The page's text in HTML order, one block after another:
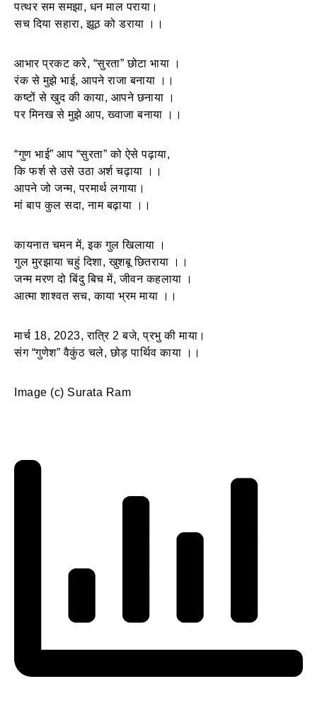
पत्थर सम समझा, धन माल पराया।
सच दिया सहारा, झूठ को डराया ।।
आभार प्रकट करे, “सुरता” छोटा भाया ।
रंक से मुझे भाई, आपने राजा बनाया ।।
कष्टों से खुद की काया, आपने छनाया ।
पर मिनख से मुझे आप, ख्वाजा बनाया ।।
“गुण भाई” आप “सुरता” को ऐसे पढ़ाया,
कि फर्श से उसे उठा अर्श चढ़ाया ।।
आपने जो जन्म, परमार्थ लगाया।
मां बाप कुल सदा, नाम बढ़ाया ।।
कायनात चमन में, इक गुल खिलाया ।
गुल मुरझाया चहुं दिशा, खुशबू छितराया ।।
जन्म मरण दो बिंदु बिच में, जीवन कहलाया ।
आत्मा शाश्वत सच, काया भ्रम माया ।।
मार्च 18, 2023, रात्रि 2 बजे, प्रभु की माया।
संग “गुणेश” वैकुंठ चले, छोड़ पार्थिव काया ।।
Image (c) Surata Ram